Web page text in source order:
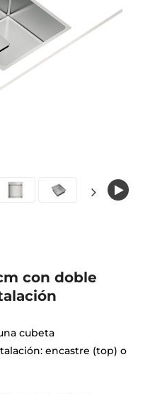
con doble
cubeta
encastre (top) o